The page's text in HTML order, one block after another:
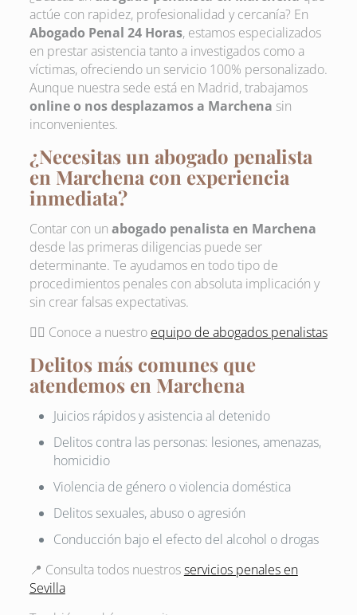
actúe con rapidez, profesionalidad y cercanía? En
Abogado Penal 24 Horas, estamos especializados
en prestar asistencia tanto a investigados como a
víctimas, ofreciendo un servicio 100% personalizado.
Aunque nuestra sede está en Madrid, trabajamos
online o nos desplazamos a Marchena sin
inconvenientes.
¿Necesitas un abogado penalista
en Marchena con experiencia
inmediata?
Contar con un abogado penalista en Marchena
desde las primeras diligencias puede ser
determinante. Te ayudamos en todo tipo de
procedimientos penales con absoluta implicación y
sin crear falsas expectativas.
🧑‍⚖️ Conoce a nuestro equipo de abogados penalistas
Delitos más comunes que
atendemos en Marchena
Juicios rápidos y asistencia al detenido
Delitos contra las personas: lesiones, amenazas,
homicidio
Violencia de género o violencia doméstica
Delitos sexuales, abuso o agresión
Conducción bajo el efecto del alcohol o drogas
📍 Consulta todos nuestrosservicios penales en
Sevilla